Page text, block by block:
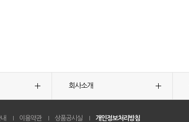
회사소개
이용약관 상품공시실 개인정보처리방침